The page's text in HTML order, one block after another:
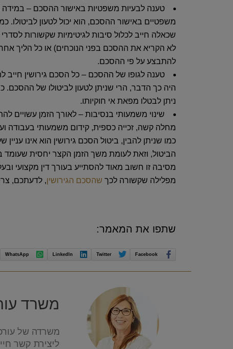
טענה לבעיות משפטיות באישור ההסכם – במידה
משפטיים באישור ההסכם, הוא יכול לטעון לביטולו.
שכאלה חייב לכלול סיבות לגיטימיות שקשורות
לא הקריא את ההסכם בפני הנוכחים) או כל הליך אחר
להתבצע על פי ההסכם.
טענה לגופו של ההסכם – כל הסכם גירושין
היה כך הדבר, הרי שניתן לטעון לביטולו של
ניתן לבטלו מפאת אי חוקיותו.
שינוי משמעותי בנסיבות – לאורך הזמן עשויים
מחלה קשה, זכייה כספית, קידום משמעותי בעבודה
כמו שניתן להבין, ביטול הסכם גירושין הוא אינו
הביטול, וזאת לעומת משך הזמן הקצר יחסית שעומד
מסיבה זו חשוב מאוד להסתייע בעורך דין מקצועי
מפלילה שקשורה לכך שהסכם הגירושין, לדעתכם,
שתפו את המאמר:
Facebook
Twitter
LinkedIn
WhatsApp
משרד
משרדה של
ליצירת קשר